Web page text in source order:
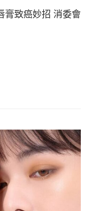
膏致癌妙招 消委會